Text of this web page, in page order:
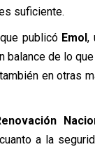
suficiente.
publicó Emol,
balance de lo
en otras
a la